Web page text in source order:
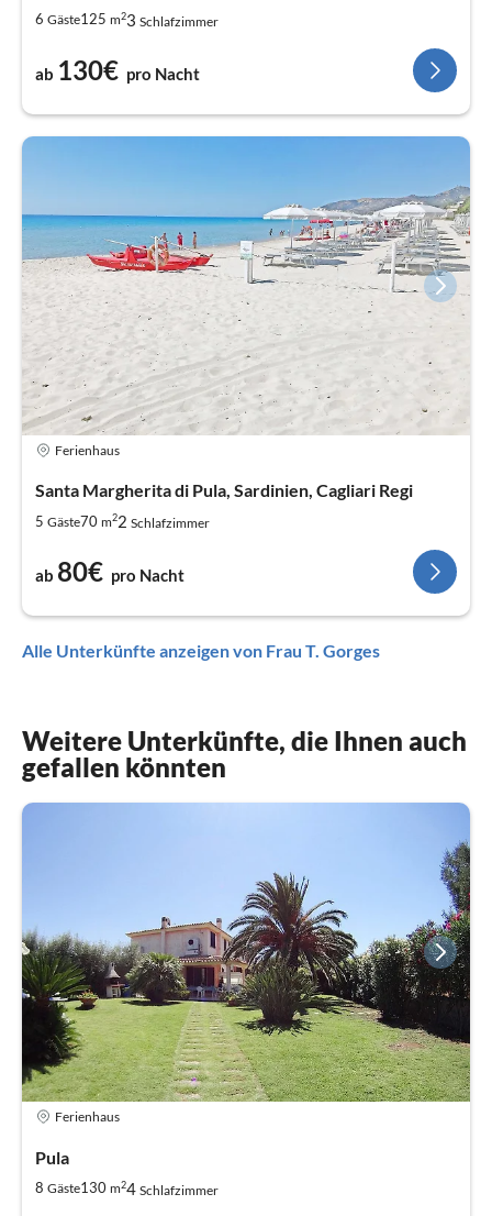
6 Gäste125 m23 Schlafzimmer
ab 130€ pro Nacht
Ferienhaus
Santa Margherita di Pula, Sardinien, Cagliari Regi
5 Gäste70 m22 Schlafzimmer
ab 80€ pro Nacht
Alle Unterkünfte anzeigen von Frau T. Gorges
Weitere Unterkünfte, die Ihnen auch
gefallen könnten
Ferienhaus
Pula
8 Gäste130 m24 Schlafzimmer